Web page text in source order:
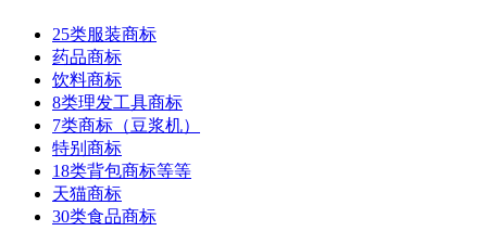
25类服装商标
药品商标
饮料商标
8类理发工具商标
7类商标（豆浆机）
特别商标
18类背包商标等等
天猫商标
30类食品商标